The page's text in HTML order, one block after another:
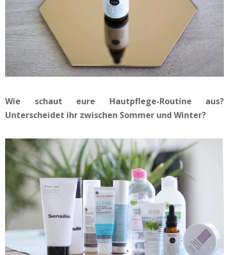
Wie schaut eure Hautpflege-Routine aus?
Unterscheidet ihr zwischen Sommer und Winter?